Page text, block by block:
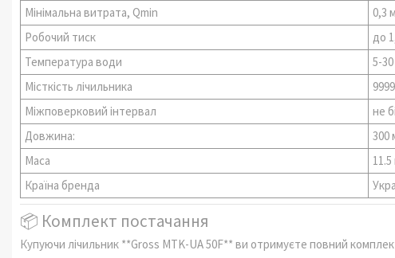
Мінімальна витрата, Qmin
0,3
Робочий тиск
до
Температура води
5-30
Місткість лічильника
Міжповерковий інтервал
не
Довжина:
300
Маса
11.5
Країна бренда
📦 Комплект постачання
Купуючи лічильник **Gross MTK-UA 50F** ви отримуєте повний